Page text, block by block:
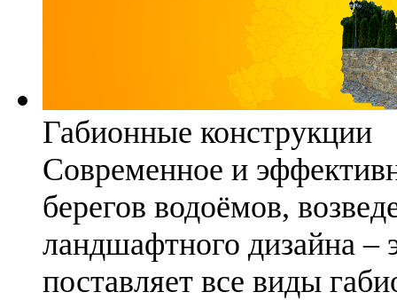
Габионные конструкции
Современное и
берегов водоёмов,
ландшафтного дизайна
поставляет все виды